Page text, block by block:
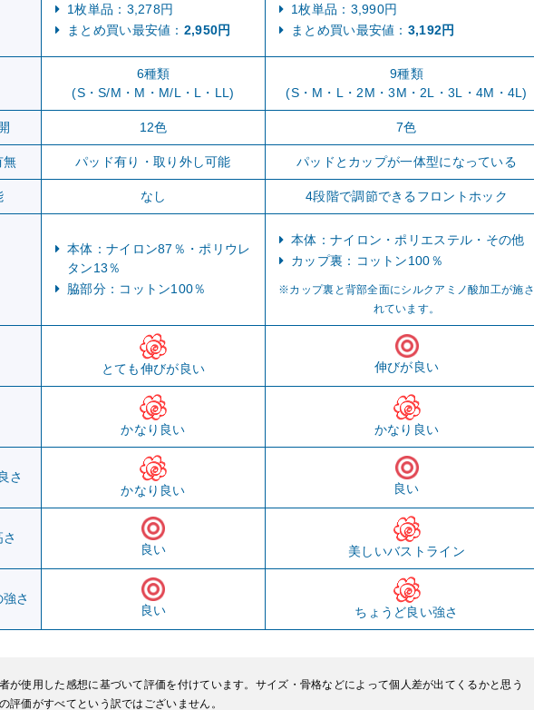
1枚単品：3,278円
まとめ買い最安値： 2,950円
1枚単品：3,990円
まとめ買い最安値： 3,192円
6種類
(S・S/M・M・M/L・L・LL)
9種類
(S・M・L・2M・3M・2L・3L・4M・4L)
12色 7色
無 パッド有り・取り外し可能 パッドとカップが一体型になっている
なし 4段階で調節できるフロントホック
本体：ナイロン87％・ポリウレ
タン13％
脇部分：コットン100％
本体：ナイロン・ポリエステル・その他
カップ裏：コットン100％
※カップ裏と背部全面にシルクアミノ酸加工が施さ
れています。
とても伸びが良い
伸びが良い
かなり良い
かなり良い
さ
かなり良い
良い
良い
美しいバストライン
さ
良い
ちょうど良い強さ
が使用した感想に基づいて評価を付けています。サイズ・骨格などによって個人差が出てくるかと思う
評価がすべてという訳ではございません。